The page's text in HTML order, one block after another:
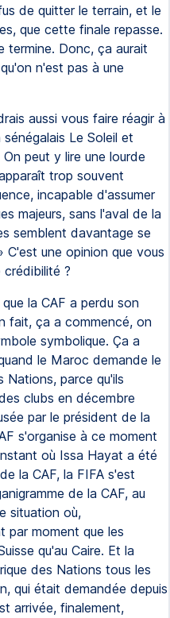
de quitter le terrain, et le
que cette finale repasse.
termine. Donc, ça aurait
n'est pas à une
aussi vous faire réagir à
Le Soleil et
peut y lire une lourde
trop souvent
incapable d'assumer
majeurs, sans l'aval de la
semblent davantage se
C'est une opinion que vous
?
la CAF a perdu son
fait, ça a commencé, on
symbolique. Ça a
le Maroc demande le
Nations, parce qu'ils
clubs en décembre
par le président de la
s'organise à ce moment
où Issa Hayat a été
la CAF, la FIFA s'est
de la CAF, au
situation où,
par moment que les
qu'au Caire. Et la
des Nations tous les
qui était demandée depuis
arrivée, finalement,